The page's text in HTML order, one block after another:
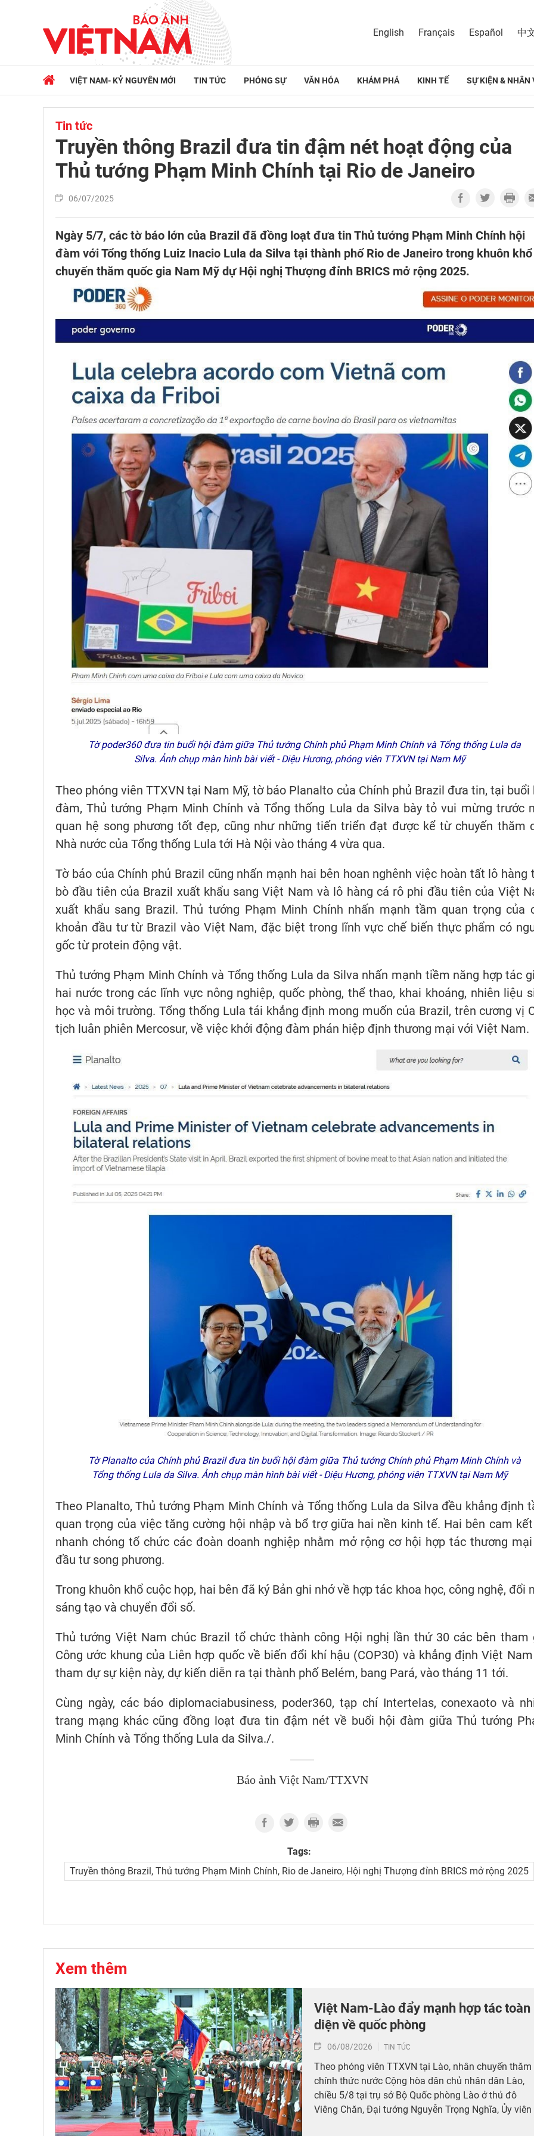
English Français Español 中
VIỆT NAM- KỶ NGUYÊN MỚI TIN TỨC PHÓNG SỰ VĂN HÓA KHÁM PHÁ KINH TẾ SỰ KIỆN & NHÂN
Tin tức
Truyền thông Brazil đưa tin đậm nét hoạt động của
Thủ tướng Phạm Minh Chính tại Rio de Janeiro
06/07/2025
Ngày 5/7, các tờ báo lớn của Brazil đã đồng loạt đưa tin Thủ tướng Phạm Minh Chính hội
đàm với Tổng thống Luiz Inacio Lula da Silva tại thành phố Rio de Janeiro trong khuôn khổ
chuyến thăm quốc gia Nam Mỹ dự Hội nghị Thượng đỉnh BRICS mở rộng 2025.
Tờ poder360 đưa tin buổi hội đàm giữa Thủ tướng Chính phủ Phạm Minh Chính và Tổng thống Lula da
Silva. Ảnh chụp màn hình bài viết - Diệu Hương, phóng viên TTXVN tại Nam Mỹ
Theo phóng viên TTXVN tại Nam Mỹ, tờ báo Planalto của Chính phủ Brazil đưa tin, tại buổi
đàm, Thủ tướng Phạm Minh Chính và Tổng thống Lula da Silva bày tỏ vui mừng trước
quan hệ song phương tốt đẹp, cũng như những tiến triển đạt được kể từ chuyến thăm
Nhà nước của Tổng thống Lula tới Hà Nội vào tháng 4 vừa qua.
Tờ báo của Chính phủ Brazil cũng nhấn mạnh hai bên hoan nghênh việc hoàn tất lô hàng
bò đầu tiên của Brazil xuất khẩu sang Việt Nam và lô hàng cá rô phi đầu tiên của Việt
xuất khẩu sang Brazil. Thủ tướng Phạm Minh Chính nhấn mạnh tầm quan trọng của
khoản đầu tư từ Brazil vào Việt Nam, đặc biệt trong lĩnh vực chế biến thực phẩm có
gốc từ protein động vật.
Thủ tướng Phạm Minh Chính và Tổng thống Lula da Silva nhấn mạnh tiềm năng hợp tác
hai nước trong các lĩnh vực nông nghiệp, quốc phòng, thể thao, khai khoáng, nhiên liệu
học và môi trường. Tổng thống Lula tái khẳng định mong muốn của Brazil, trên cương vị
tịch luân phiên Mercosur, về việc khởi động đàm phán hiệp định thương mại với Việt Nam.
Tờ Planalto của Chính phủ Brazil đưa tin buổi hội đàm giữa Thủ tướng Chính phủ Phạm Minh Chính và
Tổng thống Lula da Silva. Ảnh chụp màn hình bài viết - Diệu Hương, phóng viên TTXVN tại Nam Mỹ
Theo Planalto, Thủ tướng Phạm Minh Chính và Tổng thống Lula da Silva đều khẳng định
quan trọng của việc tăng cường hội nhập và bổ trợ giữa hai nền kinh tế. Hai bên cam
nhanh chóng tổ chức các đoàn doanh nghiệp nhằm mở rộng cơ hội hợp tác thương
đầu tư song phương.
Trong khuôn khổ cuộc họp, hai bên đã ký Bản ghi nhớ về hợp tác khoa học, công nghệ, đổi
sáng tạo và chuyển đổi số.
Thủ tướng Việt Nam chúc Brazil tổ chức thành công Hội nghị lần thứ 30 các bên tham
Công ước khung của Liên hợp quốc về biến đổi khí hậu (COP30) và khẳng định Việt
tham dự sự kiện này, dự kiến diễn ra tại thành phố Belém, bang Pará, vào tháng 11 tới.
Cùng ngày, các báo diplomaciabusiness, poder360, tạp chí Intertelas, conexaoto và
trang mạng khác cũng đồng loạt đưa tin đậm nét về buổi hội đàm giữa Thủ tướng
Minh Chính và Tổng thống Lula da Silva./.
Báo ảnh Việt Nam/TTXVN
Tags:
Truyền thông Brazil, Thủ tướng Phạm Minh Chính, Rio de Janeiro, Hội nghị Thượng đỉnh BRICS mở rộng 2025
Xem thêm
Việt Nam-Lào đẩy mạnh hợp tác toàn
diện về quốc phòng
06/08/2026 TIN TỨC
Theo phóng viên TTXVN tại Lào, nhân chuyến thăm
chính thức nước Cộng hòa dân chủ nhân dân Lào,
chiều 5/8 tại trụ sở Bộ Quốc phòng Lào ở thủ đô
Viêng Chăn, Đại tướng Nguyễn Trọng Nghĩa, Ủy viên